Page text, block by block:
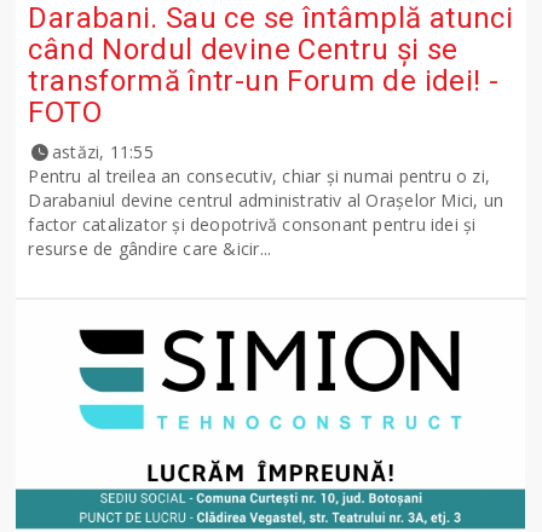
Darabani. Sau ce se întâmplă atunci
când Nordul devine Centru și se
transformă într-un Forum de idei! -
FOTO
astăzi, 11:55
Pentru al treilea an consecutiv, chiar și numai pentru o zi,
Darabaniul devine centrul administrativ al Orașelor Mici, un
factor catalizator și deopotrivă consonant pentru idei și
resurse de gândire care &icir...